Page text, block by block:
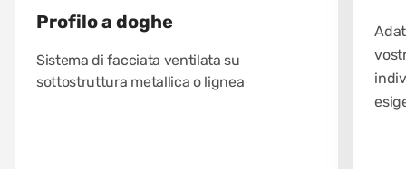
Profilo a doghe
Sistema di facciata ventilata su
sottostruttura metallica o lignea